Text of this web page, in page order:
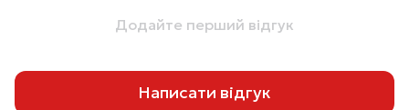
Додайте перший відгук
Написати відгук